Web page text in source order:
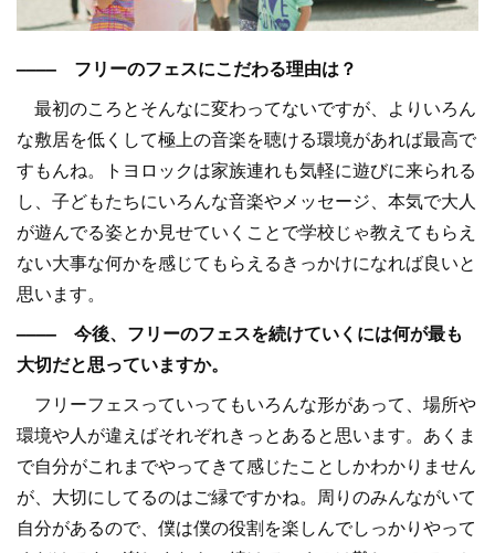
–––– フリーのフェスにこだわる理由は？
最初のころとそんなに変わってないですが、よりいろん
な敷居を低くして極上の音楽を聴ける環境があれば最高で
すもんね。トヨロックは家族連れも気軽に遊びに来られる
し、子どもたちにいろんな音楽やメッセージ、本気で大人
が遊んでる姿とか見せていくことで学校じゃ教えてもらえ
ない大事な何かを感じてもらえるきっかけになれば良いと
思います。
–––– 今後、フリーのフェスを続けていくには何が最も
大切だと思っていますか。
フリーフェスっていってもいろんな形があって、場所や
環境や人が違えばそれぞれきっとあると思います。あくま
で自分がこれまでやってきて感じたことしかわかりません
が、大切にしてるのはご縁ですかね。周りのみんながいて
自分があるので、僕は僕の役割を楽しんでしっかりやって